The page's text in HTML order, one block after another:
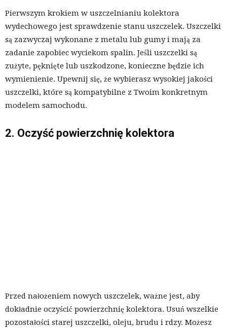
Pierwszym krokiem w uszczelnianiu kolektora
wydechowego jest sprawdzenie stanu uszczelek. Uszczelki
są zazwyczaj wykonane z metalu lub gumy i mają za
zadanie zapobiec wyciekom spalin. Jeśli uszczelki są
zużyte, pęknięte lub uszkodzone, konieczne będzie ich
wymienienie. Upewnij się, że wybierasz wysokiej jakości
uszczelki, które są kompatybilne z Twoim konkretnym
modelem samochodu.
2. Oczyść powierzchnię kolektora
Przed nałożeniem nowych uszczelek, ważne jest, aby
dokładnie oczyścić powierzchnię kolektora. Usuń wszelkie
pozostałości starej uszczelki, oleju, brudu i rdzy. Możesz